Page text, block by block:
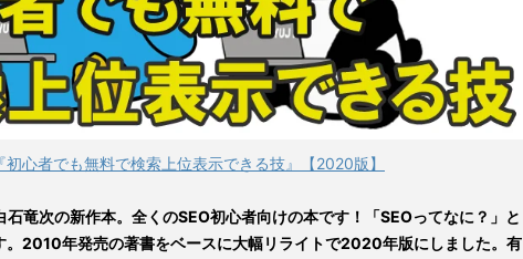
初心者でも無料で検索上位表示できる技』【2020版】
石竜次の新作本。全くのSEO初心者向けの本です！「SEOってなに？」と
。2010年発売の著書をベースに大幅リライトで2020年版にしました。有